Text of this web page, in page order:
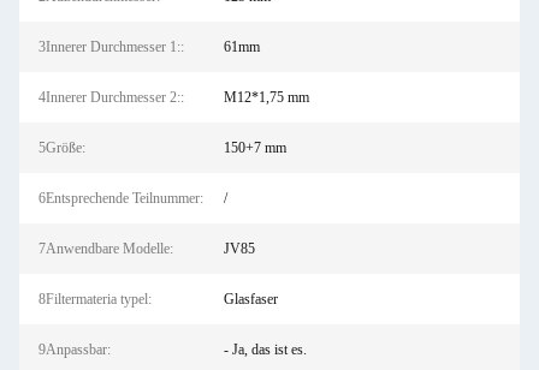
3Innerer Durchmesser 1:: 61mm
4Innerer Durchmesser 2:: M12*1,75 mm
5Größe: 150+7 mm
6Entsprechende Teilnummer: /
7Anwendbare Modelle: JV85
8Filtermateria typel: Glasfaser
9Anpassbar: - Ja, das ist es.